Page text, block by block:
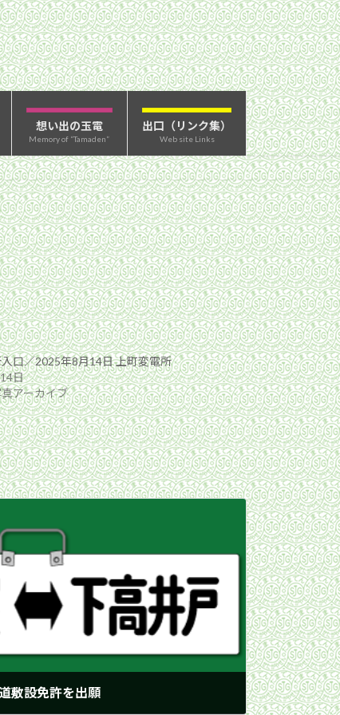
想い出の玉電
Memory of “Tamaden”
出口（リンク集）
Web site Links
口／2025年8月14日 上町変電所
日
アーカイブ
敷設免許を出願